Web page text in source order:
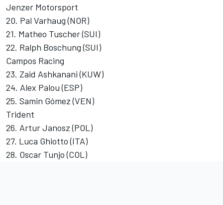
Jenzer Motorsport
20. Pal Varhaug (NOR)
21. Matheo Tuscher (SUI)
22. Ralph Boschung (SUI)
Campos Racing
23. Zaid Ashkanani (KUW)
24. Alex Palou (ESP)
25. Samin Gómez (VEN)
Trident
26. Artur Janosz (POL)
27. Luca Ghiotto (ITA)
28. Oscar Tunjo (COL)